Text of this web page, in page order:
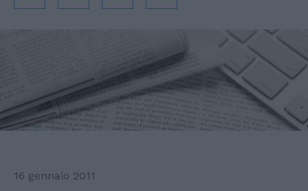
16 gennaio 2011